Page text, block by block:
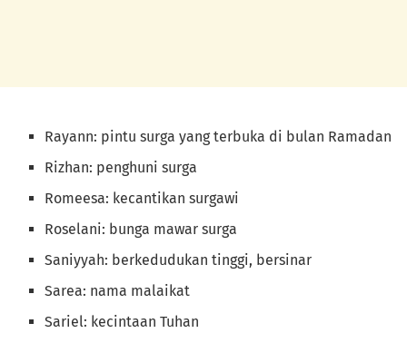
Rayann: pintu surga yang terbuka di bulan Ramadan
Rizhan: penghuni surga
Romeesa: kecantikan surgawi
Roselani: bunga mawar surga
Saniyyah: berkedudukan tinggi, bersinar
Sarea: nama malaikat
Sariel: kecintaan Tuhan